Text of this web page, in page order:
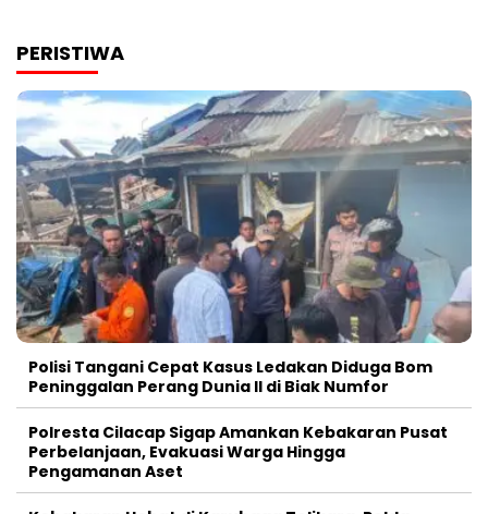
PERISTIWA
Polisi Tangani Cepat Kasus Ledakan Diduga Bom
Peninggalan Perang Dunia II di Biak Numfor
Polresta Cilacap Sigap Amankan Kebakaran Pusat
Perbelanjaan, Evakuasi Warga Hingga
Pengamanan Aset